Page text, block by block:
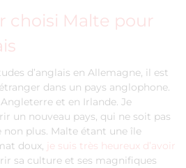
choisi Malte pour
d’anglais en Allemagne, il est
dans un pays anglophone.
Angleterre et en Irlande. Je
un nouveau pays, qui ne soit pas
non plus. Malte étant une île
doux, je suis très heureux d’avoir
sa culture et ses magnifiques